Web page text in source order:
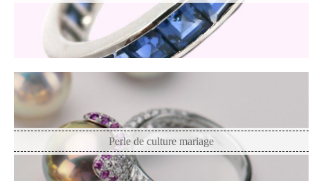
Perle de culture mariage